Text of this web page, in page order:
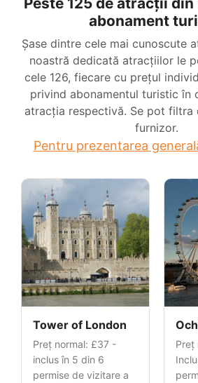
abonament
Șase dintre cele mai cunoscute
noastră dedicată atracțiilor le
cele 126, fiecare cu prețul
privind abonamentul turistic în
atracția respectivă. Se pot filtra
furnizor.
Pentru prezentarea
Tower of London
Preț normal: £37 -
inclus în 5 din 6
permise de vizitare a
Preț